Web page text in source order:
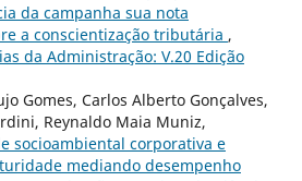
da campanha sua nota
a conscientização tributária ,
da Administração: V.20 Edição
Gomes, Carlos Alberto Gonçalves,
Reynaldo Maia Muniz,
socioambiental corporativa e
mediando desempenho